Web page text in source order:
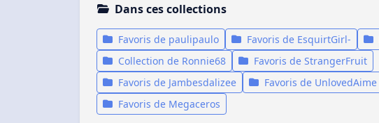
Dans ces collections
Favoris de paulipaulo Favoris de EsquirtGirl-
Collection de Ronnie68
Favoris de StrangerFruit
Favoris de Jambesdalizee
Favoris de UnlovedAime
Favoris de Megaceros